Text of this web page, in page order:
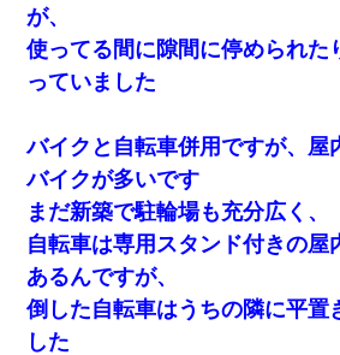
が、
使ってる間に隙間に停められた
っていました
バイクと自転車併用ですが、屋
バイクが多いです
まだ新築で駐輪場も充分広く、
自転車は専用スタンド付きの屋
あるんですが、
倒した自転車はうちの隣に平置
した